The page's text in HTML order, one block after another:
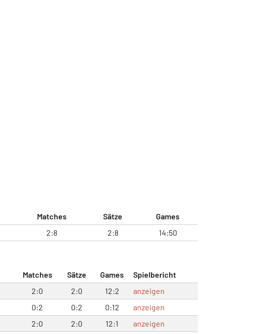
Matches Sätze
Games
2:8 2:8 14:50
Matches Sätze Games
Spielbericht
2:0 2:0 12:2
anzeigen
0:2 0:2 0:12
anzeigen
2:0 2:0 12:1
anzeigen